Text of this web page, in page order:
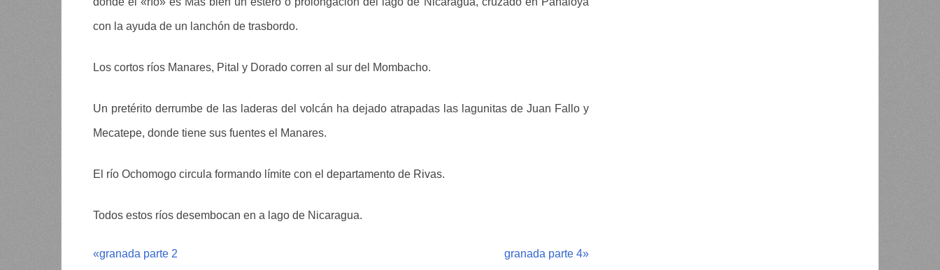
con la ayuda de un lanchón de trasbordo.
Los cortos ríos Manares, Pital y Dorado corren al sur del Mombacho.
Un pretérito derrumbe de las laderas del volcán ha dejado atrapadas las lagunitas de Juan Fallo y
Mecatepe, donde tiene sus fuentes el Manares.
El río Ochomogo circula formando límite con el departamento de Rivas.
Todos estos ríos desembocan en a lago de Nicaragua.
«granada parte 2 granada parte 4»